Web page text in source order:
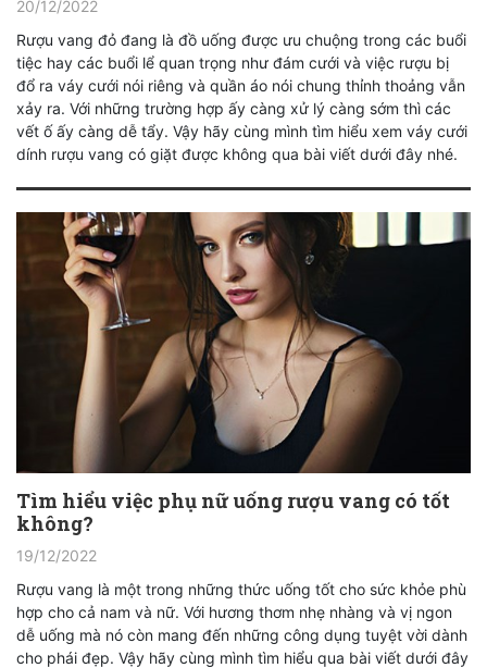
20/12/2022
Rượu vang đỏ đang là đồ uống được ưu chuộng trong các buổi
tiệc hay các buổi lể quan trọng như đám cưới và việc rượu bị
đổ ra váy cưới nói riêng và quần áo nói chung thỉnh thoảng vẫn
xảy ra. Với những trường hợp ấy càng xử lý càng sớm thì các
vết ố ấy càng dễ tẩy. Vậy hãy cùng mình tìm hiểu xem váy cưới
dính rượu vang có giặt được không qua bài viết dưới đây nhé.
Tìm hiểu việc phụ nữ uống rượu vang có tốt
không?
19/12/2022
Rượu vang là một trong những thức uống tốt cho sức khỏe phù
hợp cho cả nam và nữ. Với hương thơm nhẹ nhàng và vị ngon
dễ uống mà nó còn mang đến những công dụng tuyệt vời dành
cho phái đẹp. Vậy hãy cùng mình tìm hiểu qua bài viết dưới đây